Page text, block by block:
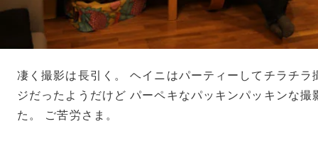
凄く撮影は長引く。 ヘイニはパーティーしてチラチラ
ジだったようだけど パーペキなパッキンパッキンな撮
た。 ご苦労さま。